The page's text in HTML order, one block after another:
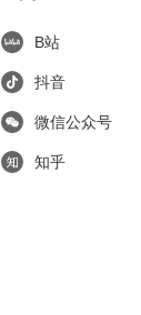
B站
抖音
微信公众号
知乎